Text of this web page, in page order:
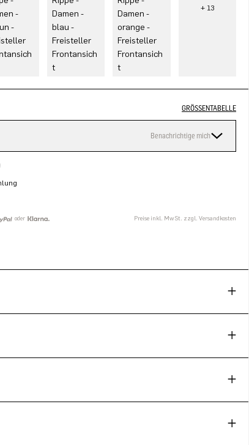
GRÖSSENTABELLE
Benachrichtige mich
oder Preise inkl. MwSt. zzgl. Versandkosten